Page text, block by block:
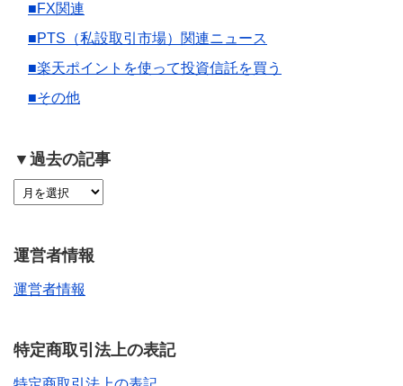
■FX関連
■PTS（私設取引市場）関連ニュース
■楽天ポイントを使って投資信託を買う
■その他
▼過去の記事
運営者情報
運営者情報
特定商取引法上の表記